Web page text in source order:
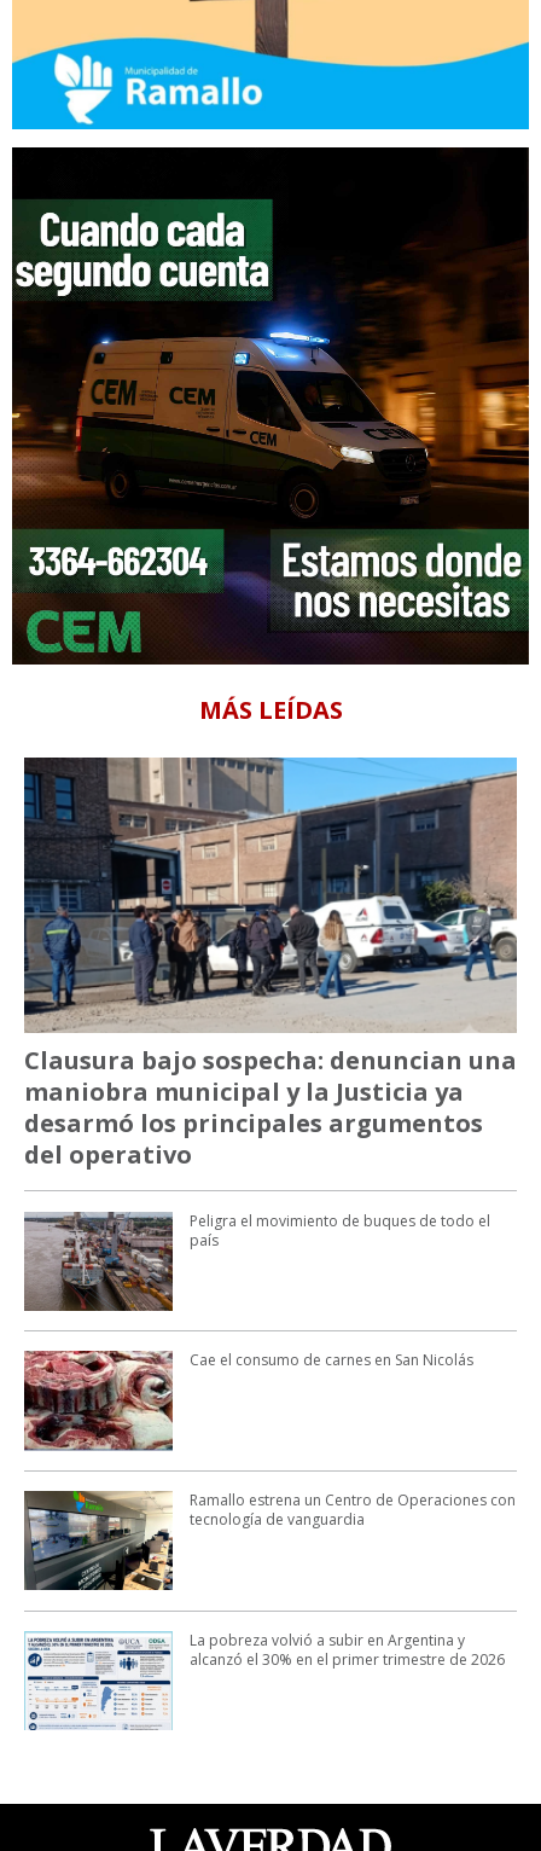
MÁS LEÍDAS
Clausura bajo sospecha: denuncian una
maniobra municipal y la Justicia ya
desarmó los principales argumentos
del operativo
Peligra el movimiento de buques de todo el
país
Cae el consumo de carnes en San Nicolás
Ramallo estrena un Centro de Operaciones con
tecnología de vanguardia
La pobreza volvió a subir en Argentina y
alcanzó el 30% en el primer trimestre de 2026